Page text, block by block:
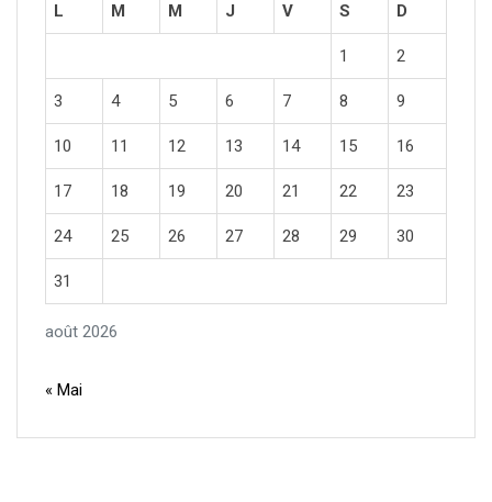
août 2026
L M M J V S D
1 2
3 4 5 6 7 8 9
10 11 12 13 14 15 16
17 18 19 20 21 22 23
24 25 26 27 28 29 30
31
« Mai